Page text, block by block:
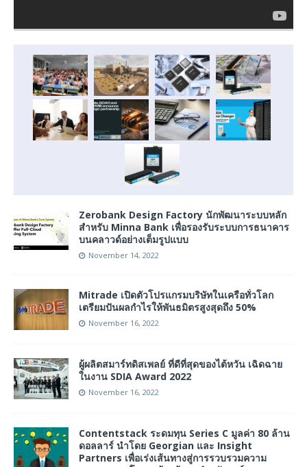
Zerobank Design Factory นักพัฒนาระบบหลัก
สำหรับ Minna Bank เพื่อรองรับระบบการธนาคาร
บนคลาวด์อย่างเต็มรูปแบบ
November 14, 2022
Mitrade เปิดตัวโปรแกรมบริษัทในเครือทั่วโลก
เตรียมปันผลกำไรให้พันธมิตรสูงสุดถึง 50%
November 16, 2022
ผู้ผลิตสมาร์ทดิสเพลย์ ที่ดีที่สุดของไต้หวัน เฉิดฉาย
ในงาน SDIA Award 2022
November 16, 2022
Contentstack ระดมทุน Series C มูลค่า 80 ล้าน
ดอลลาร์ นำโดย Georgian และ Insight
Partners เพื่อเร่งเส้นทางสู่การรวบรวมความ